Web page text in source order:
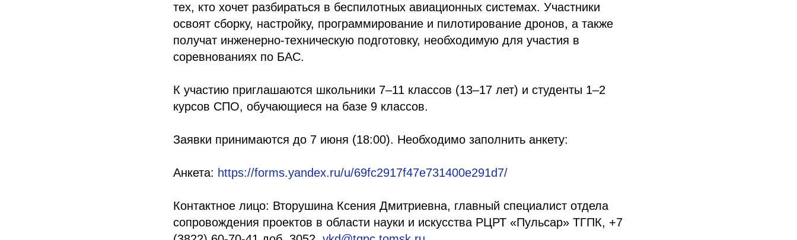
тех, кто хочет разбираться в беспилотных авиационных системах. Участники
освоят сборку, настройку, программирование и пилотирование дронов, а также
получат инженерно-техническую подготовку, необходимую для участия в
соревнованиях по БАС.
К участию приглашаются школьники 7–11 классов (13–17 лет) и студенты 1–2
курсов СПО, обучающиеся на базе 9 классов.
Заявки принимаются до 7 июня (18:00). Необходимо заполнить анкету:
Анкета: https://forms.yandex.ru/u/69fc2917f47e731400e291d7/
Контактное лицо: Вторушина Ксения Дмитриевна, главный специалист отдела
сопровождения проектов в области науки и искусства РЦРТ «Пульсар» ТГПК, +7